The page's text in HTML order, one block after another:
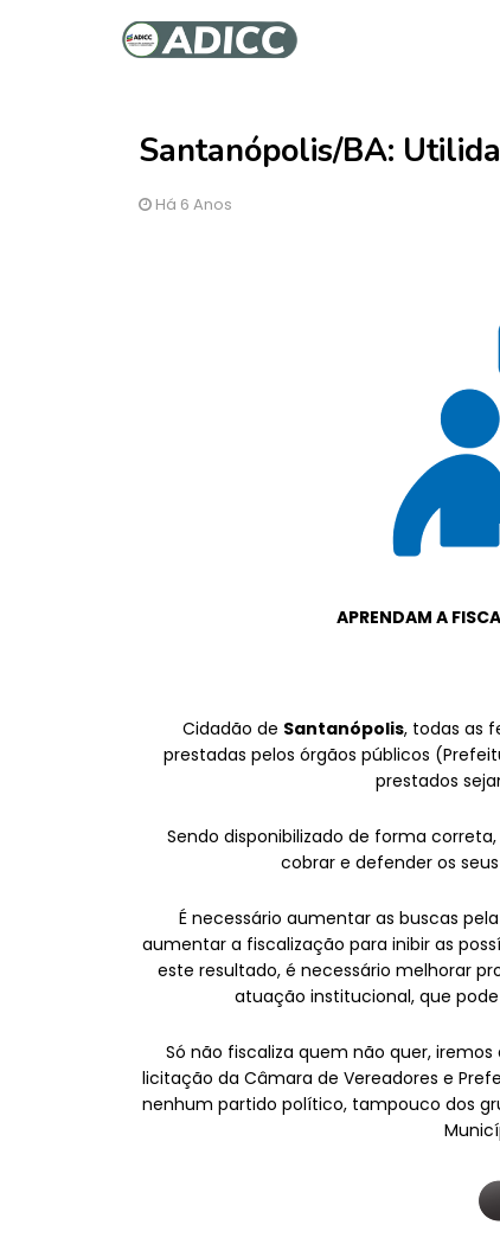
Santanópolis/BA:
Há 6 Anos
APRENDAM A
Cidadão de Santanópolis, todas as
prestadas pelos órgãos públicos
prestados
Sendo disponibilizado de forma
cobrar e defender os
É necessário aumentar as buscas
aumentar a fiscalização para inibir as
este resultado, é necessário melhorar
atuação institucional, que
Só não fiscaliza quem não quer,
licitação da Câmara de Vereadores e
nenhum partido político, tampouco dos